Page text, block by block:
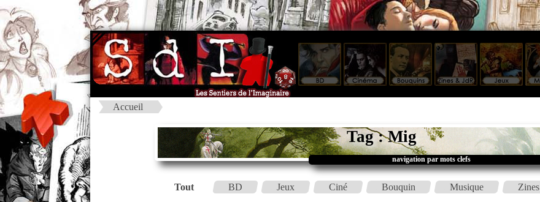
Accueil
Tag : Mig
navigation par mots clefs
Tout BD Jeux Ciné Bouquin Musique Zines